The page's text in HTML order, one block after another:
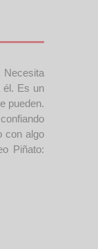
Necesita
él. Es un
pueden.
con algo
Piñato: